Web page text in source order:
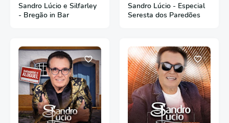
Sandro Lúcio e Silfarley
- Bregão in Bar
Sandro Lúcio - Especial
Seresta dos Paredões